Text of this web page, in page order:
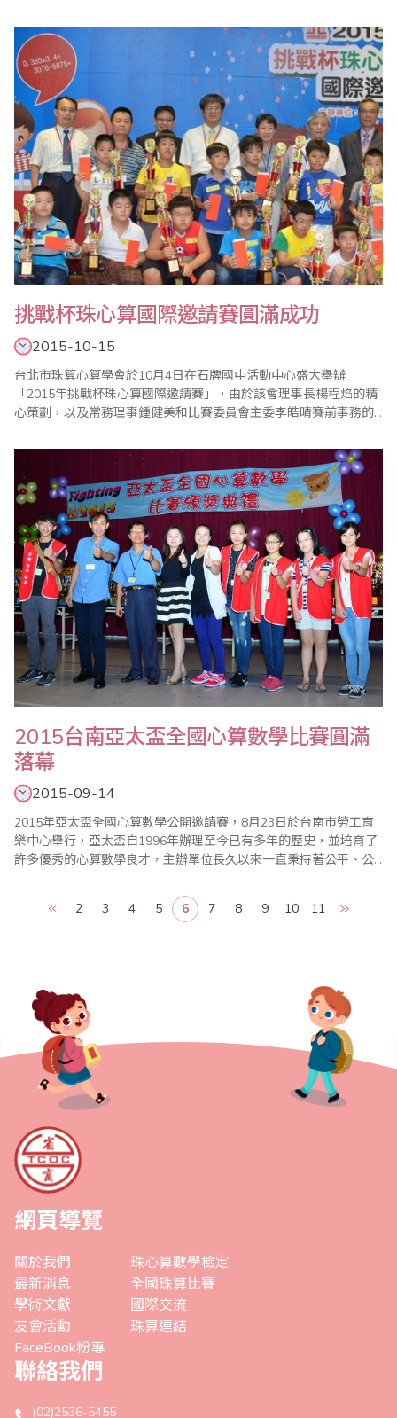
挑戰杯珠心算國際邀請賽圓滿成功
2015-10-15
台北市珠算心算學會於10月4日在石牌國中活動中心盛大舉辦
「2015年挑戰杯珠心算國際邀請賽」，由於該會理事長楊程焰的精
心策劃，以及常務理事鍾健美和比賽委員會主委李皓晴賽前事務的
始，選手宣誓，宣誓代表蘇郁芸帶領選手宣誓恪遵比賽規則並服從
裁判長之判決。比賽中有緊張刺激的【唸心算比賽】，堪稱一大特
色，因為一般的心算比賽很少舉辦此項目，選手..
2015台南亞太盃全國心算數學比賽圓滿
落幕
2015-09-14
2015年亞太盃全國心算數學公開邀請賽，8月23日於台南市勞工育
樂中心舉行，亞太盃自1996年辦理至今已有多年的歷史，並培育了
許多優秀的心算數學良才，主辦單位長久以來一直秉持著公平、公
年特別提高錄取率外,除前四名選手獲頒獎盃、獎狀外, 各組榮獲前十
2 3 4 5 6 7 8 9 10 11
網頁導覽
關於我們
最新消息
學術文獻
友會活動
FaceBook粉專
珠心算數學檢定
全國珠算比賽
國際交流
珠算連結
聯絡我們
(02)2536-5455